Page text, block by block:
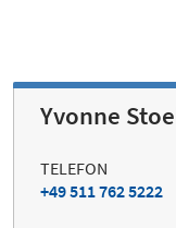
Yvonne
TELEFON
+49 511 762 5222